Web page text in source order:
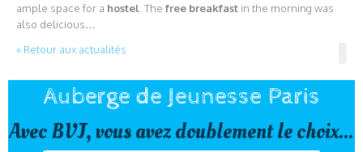
ample space for a hostel. The free breakfast in the morning was
also delicious…
« Retour aux actualités
Auberge de Jeunesse Paris
Avec BVJ, vous avez doublement le choix...